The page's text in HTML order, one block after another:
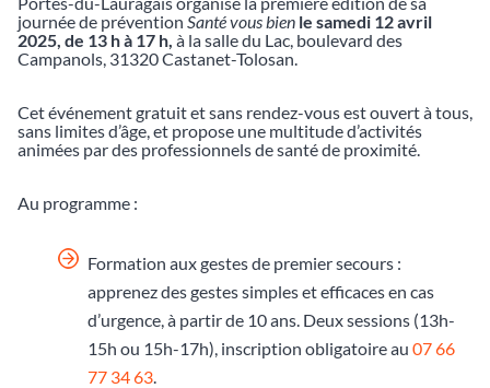
journée de prévention Santé vous bien le samedi 12 avril
2025, de 13 h à 17 h, à la salle du Lac, boulevard des
Campanols, 31320 Castanet-Tolosan.
Cet événement gratuit et sans rendez-vous est ouvert à tous,
sans limites d’âge, et propose une multitude d’activités
animées par des professionnels de santé de proximité.
Au programme :
Formation aux gestes de premier secours :
apprenez des gestes simples et efficaces en cas
d’urgence, à partir de 10 ans. Deux sessions (13h-
15h ou 15h-17h), inscription obligatoire au 07 66
77 34 63